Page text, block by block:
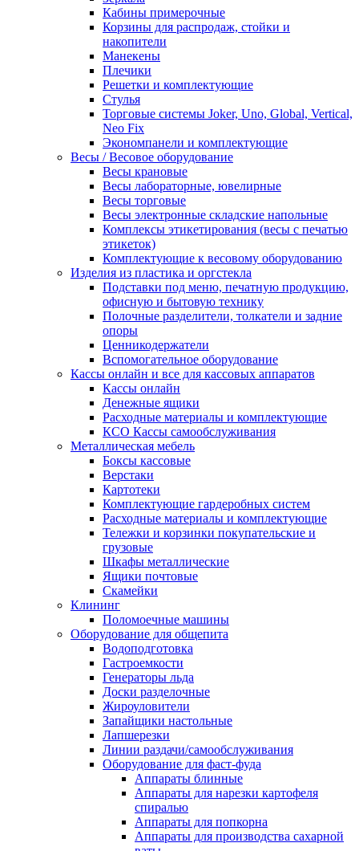
Кабины примерочные
Корзины для распродаж, стойки и
накопители
Манекены
Плечики
Решетки и комплектующие
Стулья
Торговые системы Joker, Uno, Global, Vertical,
Neo Fix
Экономпанели и комплектующие
Весы / Весовое оборудование
Весы крановые
Весы лабораторные, ювелирные
Весы торговые
Весы электронные складские напольные
Комплексы этикетирования (весы с печатью
этикеток)
Комплектующие к весовому оборудованию
Изделия из пластика и оргстекла
Подставки под меню, печатную продукцию,
офисную и бытовую технику
Полочные разделители, толкатели и задние
опоры
Ценникодержатели
Вспомогательное оборудование
Кассы онлайн и все для кассовых аппаратов
Кассы онлайн
Денежные ящики
Расходные материалы и комплектующие
КСО Кассы самообслуживания
Металлическая мебель
Боксы кассовые
Верстаки
Картотеки
Комплектующие гардеробных систем
Расходные материалы и комплектующие
Тележки и корзинки покупательские и
грузовые
Шкафы металлические
Ящики почтовые
Скамейки
Клининг
Поломоечные машины
Оборудование для общепита
Водоподготовка
Гастроемкости
Генераторы льда
Доски разделочные
Жироуловители
Запайщики настольные
Лапшерезки
Линии раздачи/самообслуживания
Оборудование для фаст-фуда
Аппараты блинные
Аппараты для нарезки картофеля
спиралью
Аппараты для попкорна
Аппараты для производства сахарной